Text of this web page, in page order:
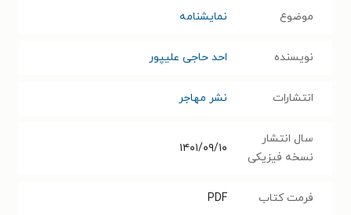
موضوع نمایشنامه
نویسنده احد حاجی علیپور
انتشارات نشر مهاجر
سال انتشار
نسخه فیزیکی
۱۴۰۱/۰۹/۱۰
فرمت کتاب PDF